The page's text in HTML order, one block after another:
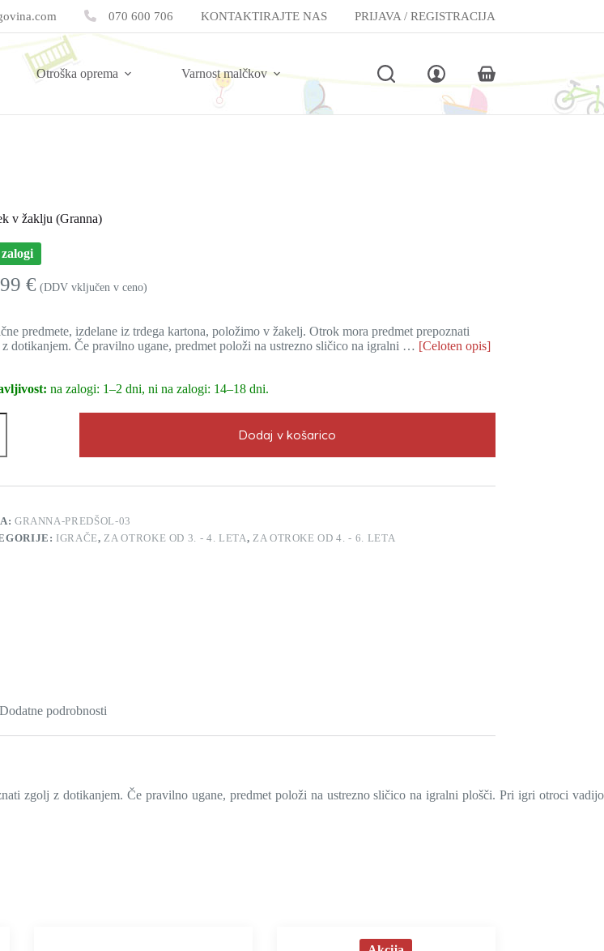
070 600 706 KONTAKTIRAJTE NAS PRIJAVA / REGISTRACIJA
Otroška oprema Varnost malčkov
Shopping
cart
v žaklju (Granna)
€ (DDV vključen v ceno)
predmete, izdelane iz trdega kartona, položimo v žakelj. Otrok mora predmet prepoznati
dotikanjem. Če pravilno ugane, predmet položi na ustrezno sličico na igralni … [Celoten opis]
na zalogi: 1–2 dni, ni na zalogi: 14–18 dni.
Dodaj v košarico
GRANNA-PREDŠOL-03
IGRAČE,ZA OTROKE OD 3. - 4. LETA, ZA OTROKE OD 4. - 6. LETA
Dodatne podrobnosti
zgolj z dotikanjem. Če pravilno ugane, predmet položi na ustrezno sličico na igralni plošči. Pri igri otroci vadijo